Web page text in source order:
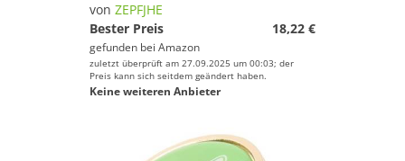
von ZEPFJHE
Bester Preis
18,22 €
gefunden bei Amazon
zuletzt überprüft am 27.09.2025 um 00:03; der
Preis kann sich seitdem geändert haben.
Keine weiteren Anbieter